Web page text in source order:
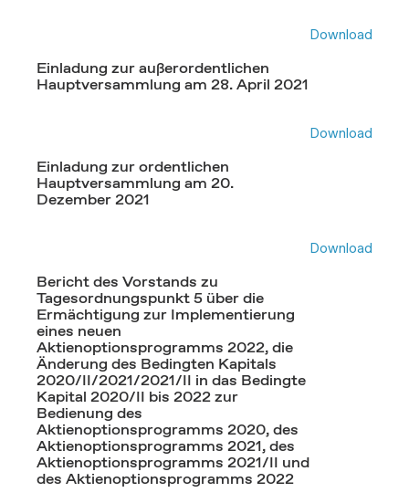
Einladung zur außerordentlichen
Hauptversammlung am 28. April 2021
Download
Einladung zur ordentlichen
Hauptversammlung am 20.
Dezember 2021
Download
Bericht des Vorstands zu
Tagesordnungspunkt 5 über die
Ermächtigung zur Implementierung
eines neuen
Aktienoptionsprogramms 2022, die
Änderung des Bedingten Kapitals
2020/II/2021/2021/II in das Bedingte
Kapital 2020/II bis 2022 zur
Bedienung des
Aktienoptionsprogramms 2020, des
Aktienoptionsprogramms 2021, des
Aktienoptionsprogramms 2021/II und
des Aktienoptionsprogramms 2022
Download